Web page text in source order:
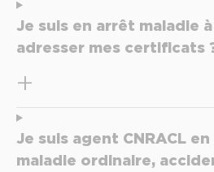
Je suis en arrêt maladie
adresser mes certificats
Je suis agent CNRACL
maladie ordinaire,